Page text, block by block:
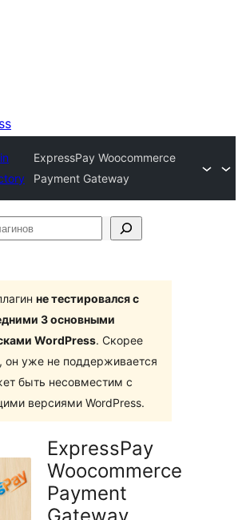
ExpressPay Woocommerce
Payment Gateway
не тестировался с
3 основными
WordPress. Скорее
он уже не поддерживается
быть несовместим с
версиями WordPress.
ExpressPay
Woocommerce
Payment